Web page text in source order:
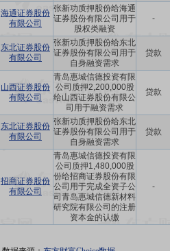
海通证券股份
有限公司
张新功质押股份给海通
证券股份有限公司用于
股权类融资
-
东北证券股份
有限公司
张新功质押股份给东北
证券股份有限公司用于
自身融资需求
贷款
山西证券股份
有限公司
青岛惠城信德投资有限
公司质押2,200,000股
给山西证券股份有限公
司用于融资需求
贷款
东北证券股份
有限公司
张新功质押股份给东北
证券股份有限公司用于
自身融资需求
贷款
招商证券股份
有限公司
青岛惠城信德投资有限
公司质押1,480,000股
份给招商证券股份有限
公司用于完成全资子公
司青岛惠城信德新材料
研究院有限公司的注册
资本金的认缴
-